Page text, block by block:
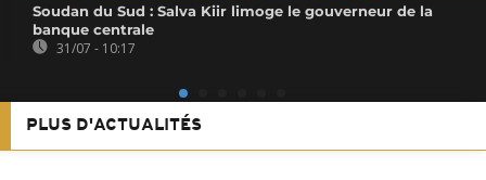
Soudan du Sud : Salva Kiir limoge le gouverneur de la
banque centrale
31/07 - 10:17
PLUS D'ACTUALITÉS